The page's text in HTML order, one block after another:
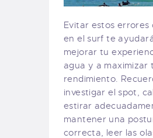
Evitar estos errores
en el surf te
mejorar tu
agua y a maximizar
rendimiento.
investigar el spot,
estirar
mantener una
correcta, leer las